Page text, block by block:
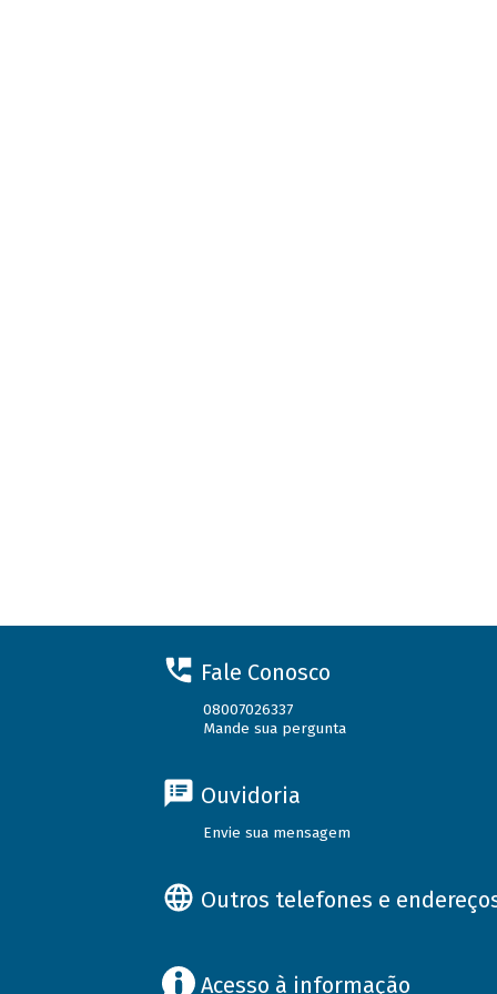
Fale Conosco
08007026337
Mande sua pergunta
Ouvidoria
Envie sua mensagem
Outros telefones e
Acesso à informação